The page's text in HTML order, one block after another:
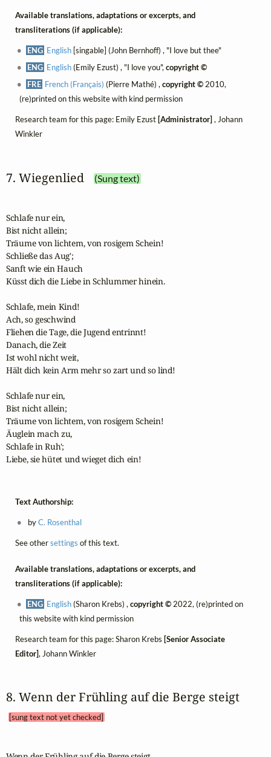
Available translations, adaptations or excerpts, and
transliterations (if applicable):
ENG English [singable] (John Bernhoff) , "I love but thee"
ENG English(Emily Ezust) , "I love you",copyright ©
FRE French (Français) (Pierre Mathé) ,copyright ©2010,
(re)printed on this website with kind permission
Research team for this page: Emily Ezust [Administrator] , Johann
Winkler
7. Wiegenlied (Sung text)
Schlafe nur ein,
Bist nicht allein;
Träume von lichtem, von rosigem Schein!
Schließe das Aug';
Sanft wie ein Hauch
Küsst dich die Liebe in Schlummer hinein.
Schlafe, mein Kind!
Ach, so geschwind
Fliehen die Tage, die Jugend entrinnt!
Danach, die Zeit
Ist wohl nicht weit,
Hält dich kein Arm mehr so zart und so lind!
Schlafe nur ein,
Bist nicht allein;
Träume von lichtem, von rosigem Schein!
Äuglein mach zu,
Schlafe in Ruh';
Liebe, sie hütet und wieget dich ein!
Text Authorship:
byC. Rosenthal
See othersettings of this text.
Available translations, adaptations or excerpts, and
transliterations (if applicable):
ENG English(Sharon Krebs) ,copyright © 2022, (re)printed on
this website with kind permission
Research team for this page: Sharon Krebs [Senior Associate
Editor], Johann Winkler
8. Wenn der Frühling auf die Berge steigt
[sung text not yet checked]